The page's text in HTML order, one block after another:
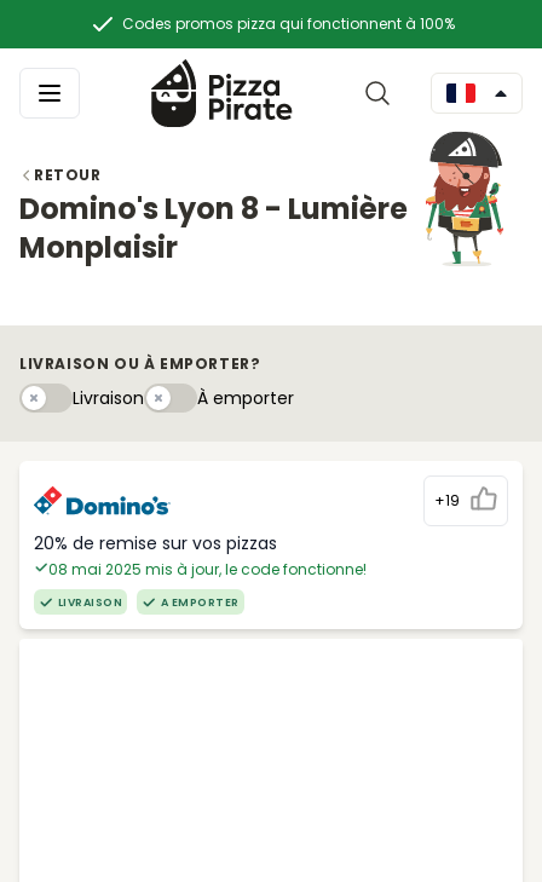
Codes promos pizza qui fonctionnent à 100%
RETOUR
Domino's Lyon 8 - Lumière
Monplaisir
LIVRAISON OU À EMPORTER?
LivraisonLivraisonÀ emportery
À emporter
+19
20% de remise sur vos pizzas
08 mai 2025 mis à jour, le code fonctionne!
LIVRAISON A EMPORTER